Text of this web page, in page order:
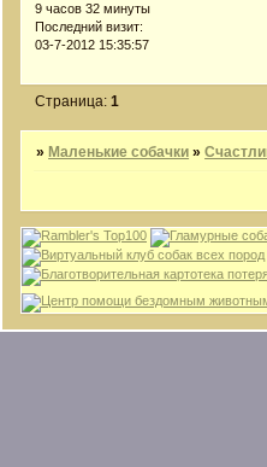
9 часов 32 минуты
Последний визит:
03-7-2012 15:35:57
Страница:1
» Маленькие собачки »